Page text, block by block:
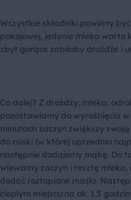
Wszystkie składniki powinny
pokojowej, jedynie mleko warto
zbyt gorące zabiłoby drożdże i
Co dalej? Z drożdży, mleka,
pozostawiamy do wyrośnięcia w
minutach zaczyn zwiększy
do miski (w której uprzednio
następnie dodajemy mąkę. Do
wlewamy zaczyn i resztę
dodać roztopione masło.
ciepłym miejscu na ok. 1,5